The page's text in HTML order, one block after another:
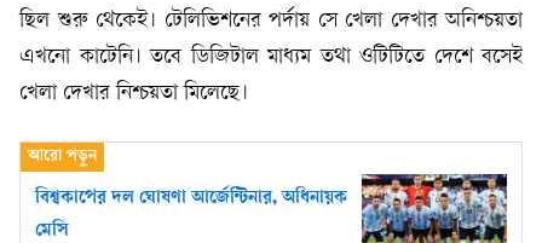
ছিল শুরু থেকেই। টেলিভিশনের পর্দায় সে খেলা দেখার অনিশ্চয়তা
এখনো কাটেনি। তবে ডিজিটাল মাধ্যম তথা ওটিটিতে দেশে বসেই
খেলা দেখার নিশ্চয়তা মিলেছে।
বিশ্বকাপের দল ঘোষণা আর্জেন্টিনার, অধিনায়ক
মেসি